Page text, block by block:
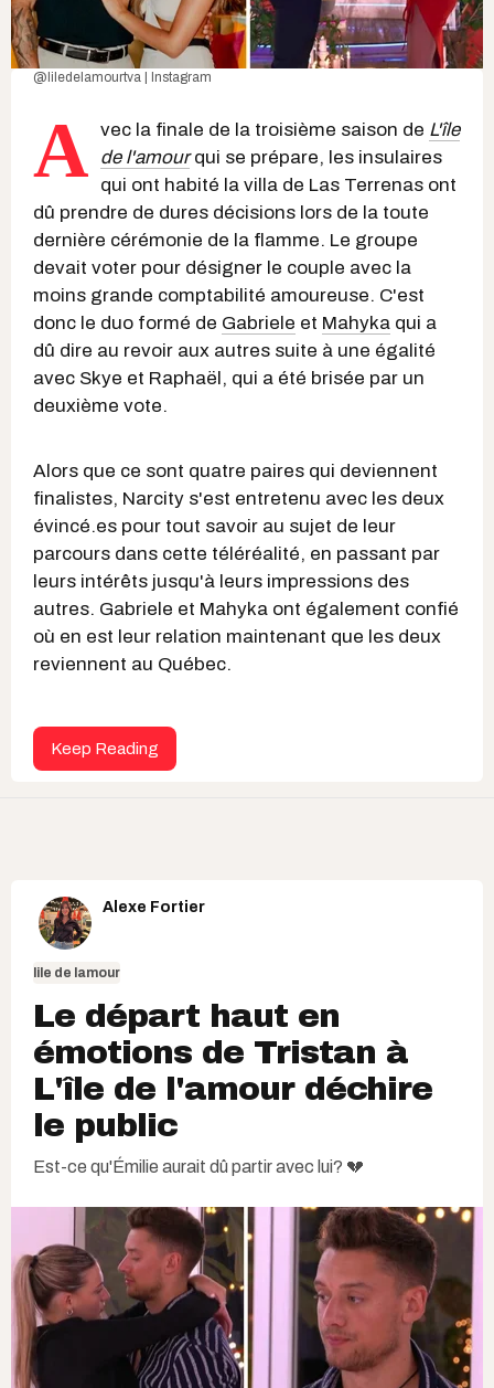
@liledelamourtva | Instagram
A vec la finale de la troisième saison de L'île
de l'amour qui se prépare, les insulaires
qui ont habité la villa de Las Terrenas ont
dû prendre de dures décisions lors de la toute
dernière cérémonie de la flamme. Le groupe
devait voter pour désigner le couple avec la
moins grande comptabilité amoureuse. C'est
donc le duo formé de Gabriele et Mahyka qui a
dû dire au revoir aux autres suite à une égalité
avec Skye et Raphaël, qui a été brisée par un
deuxième vote.
Alors que ce sont quatre paires qui deviennent
finalistes, Narcity s'est entretenu avec les deux
évincé.es pour tout savoir au sujet de leur
parcours dans cette téléréalité, en passant par
leurs intérêts jusqu'à leurs impressions des
autres. Gabriele et Mahyka ont également confié
où en est leur relation maintenant que les deux
reviennent au Québec.
Keep Reading
Alexe Fortier
lile de lamour
Le départ haut en
émotions de Tristan à
L'île de l'amour déchire
le public
Est-ce qu'Émilie aurait dû partir avec lui? 💔